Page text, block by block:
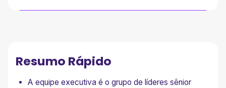
Quais são os Cargos Executivos?
O Que a Equipe Executiva Faz?
Resumo Rápido
A equipe executiva é o grupo de líderes sênior